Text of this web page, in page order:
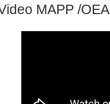
MAPP /OEA